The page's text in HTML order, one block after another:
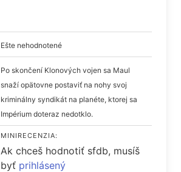
Ešte nehodnotené
Po skončení Klonových vojen sa Maul
snaží opätovne postaviť na nohy svoj
kriminálny syndikát na planéte, ktorej sa
Impérium doteraz nedotklo.
MINIRECENZIA:
Ak chceš hodnotiť sfdb, musíš
byť prihlásený